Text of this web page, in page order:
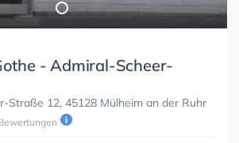
- Admiral-Scheer-
Straße 12, 45128 Mülheim an der Ruhr